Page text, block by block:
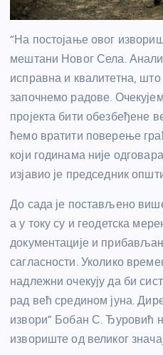
“На постојање овог
мештани Новог Села.
исправна и квалитетна,
започнемо радове.
пројекта бити обезбеђене
ћемо вратити поверење
који годинама није
изјавио је председник
До сада је постављено
а у току су и геодетска
документације и
сагласности. Уколико
надлежни очекују да би
рад већ средином јуна.
извори” Бобан С. Ђуровић
извориште од великог